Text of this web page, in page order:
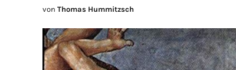
von Thomas Hummitzsch